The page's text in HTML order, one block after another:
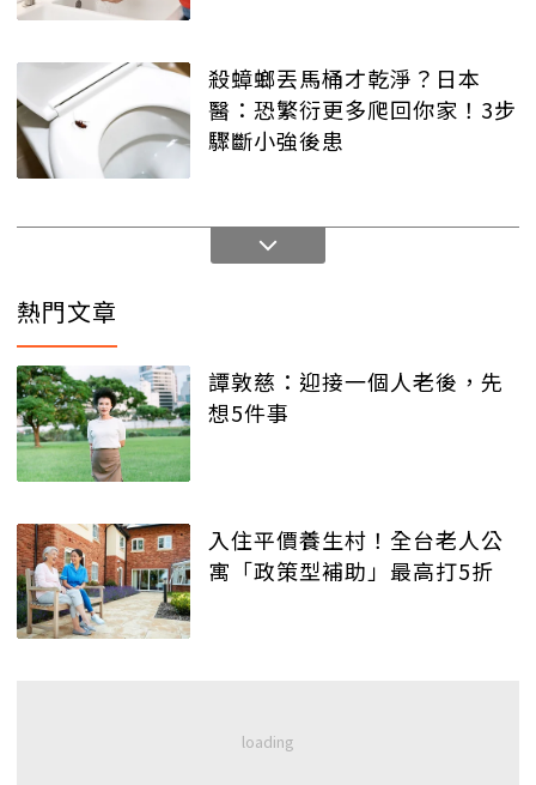
殺蟑螂丟馬桶才乾淨？日本
醫：恐繁衍更多爬回你家！3步
驟斷小強後患
熱門文章
譚敦慈：迎接一個人老後，先
想5件事
入住平價養生村！全台老人公
寓「政策型補助」最高打5折